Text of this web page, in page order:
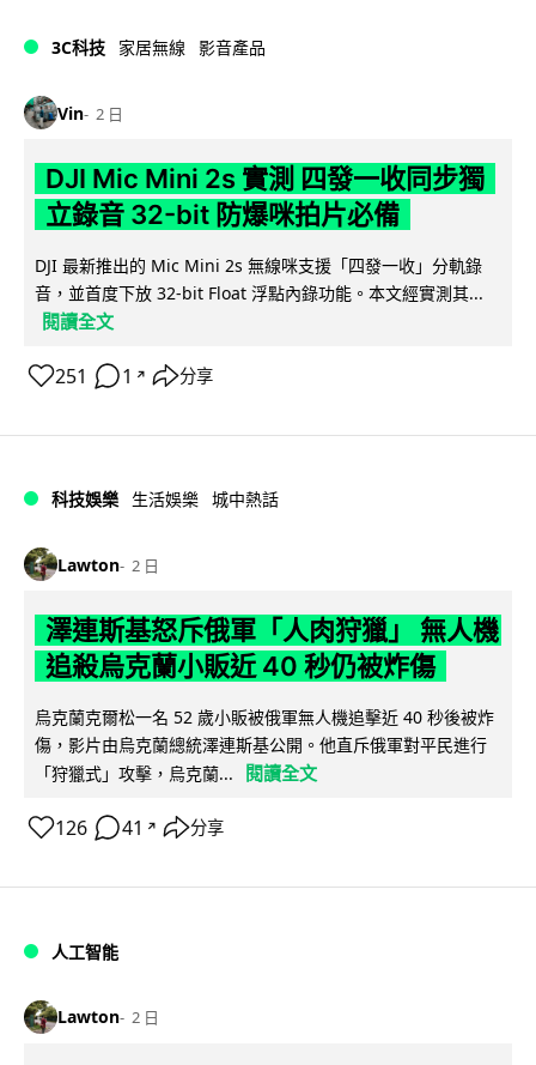
3C科技 家居無線 影音產品
Vin 2 日
DJI Mic Mini 2s 實測 四發一收同步獨
立錄音 32-bit 防爆咪拍片必備
DJI 最新推出的 Mic Mini 2s 無線咪支援「四發一收」分軌錄
音，並首度下放 32-bit Float 浮點內錄功能。本文經實測其...
閱讀全文
251 1 ↗ 分享
科技娛樂 生活娛樂 城中熱話
Lawton 2 日
澤連斯基怒斥俄軍「人肉狩獵」 無人機
追殺烏克蘭小販近 40 秒仍被炸傷
烏克蘭克爾松一名 52 歲小販被俄軍無人機追擊近 40 秒後被炸
傷，影片由烏克蘭總統澤連斯基公開。他直斥俄軍對平民進行
「狩獵式」攻擊，烏克蘭...
閱讀全文
126 41 ↗ 分享
人工智能
Lawton 2 日